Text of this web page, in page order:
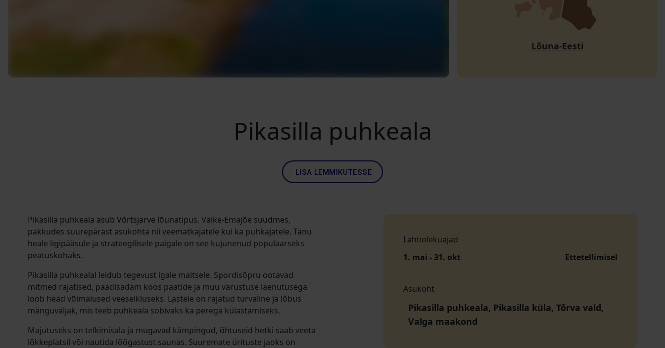
Lõuna-Eesti
Pikasilla puhkeala
LISA LEMMIKUTESSE
Pikasilla puhkeala asub Võrtsjärve lõunatipus, Väike-Emajõe suudmes,
pakkudes suurepärast asukohta nii veematkajatele kui ka puhkajatele. Tänu
heale ligipääsule ja strateegilisele paigale on see kujunenud populaarseks
peatuskohaks.
Pikasilla puhkealal leidub tegevust igale maitsele. Spordisõpru ootavad
mitmed rajatised, paadisadam koos paatide ja muu varustuse laenutusega
loob head võimalused veeseikluseks. Lastele on rajatud turvaline ja lõbus
mänguväljak, mis teeb puhkeala sobivaks ka perega külastamiseks.
Majutuseks on telkimisala ja mugavad kämpingud, õhtuseid hetki saab veeta
lõkkeplatsil või nautida lõõgastust saunas. Suuremate ürituste jaoks on
Lahtiolekuajad
1. mai - 31. okt
Ettetellimisel
Asukoht
Pikasilla puhkeala, Pikasilla küla, Tõrva vald,
Valga maakond